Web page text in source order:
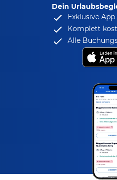
Dein
Exklusive
Komplett
Alle